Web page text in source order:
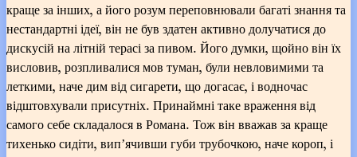
краще за інших, а його розум переповнювали багаті знання та
нестандартні ідеї, він не був здатен активно долучатися до
дискусій на літній терасі за пивом. Його думки, щойно він їх
висловив, розпливалися мов туман, були невловимими та
леткими, наче дим від сигарети, що догасає, і водночас
відштовхували присутніх. Принаймні таке враження від
самого себе складалося в Романа. Тож він вважав за краще
тихенько сидіти, випʼячивши губи трубочкою, наче короп, і